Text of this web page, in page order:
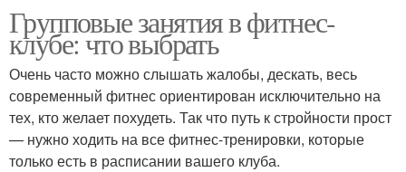
Групповые занятия в фитнес-
клубе: что выбрать
Очень часто можно слышать жалобы, дескать, весь
современный фитнес ориентирован исключительно на
тех, кто желает похудеть. Так что путь к стройности прост
— нужно ходить на все фитнес-тренировки, которые
только есть в расписании вашего клуба.